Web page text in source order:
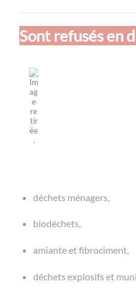
Sont refusés en
déchets ménagers,
biodéchets,
amiante et fibrociment,
déchets explosifs et